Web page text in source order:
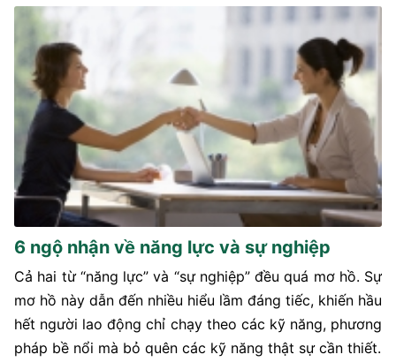
6 ngộ nhận về năng lực và sự nghiệp
Cả hai từ “năng lực” và “sự nghiệp” đều quá mơ hồ. Sự
mơ hồ này dẫn đến nhiều hiểu lầm đáng tiếc, khiến hầu
hết người lao động chỉ chạy theo các kỹ năng, phương
pháp bề nổi mà bỏ quên các kỹ năng thật sự cần thiết.